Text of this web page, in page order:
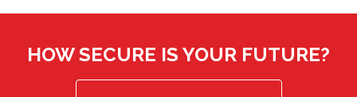
HOW SECURE IS YOUR FUTURE?